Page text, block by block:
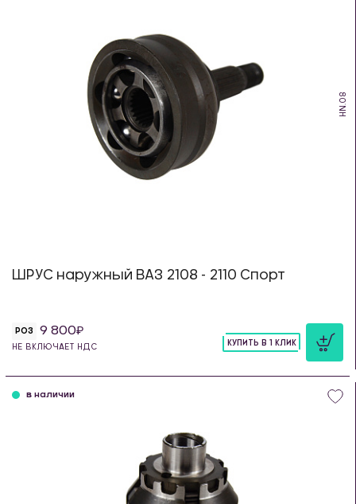
HN.08
ШРУС наружный ВАЗ 2108 - 2110 Спорт
РОЗ 9 800
НЕ ВКЛЮЧАЕТ НДС
КУПИТЬ В 1 КЛИК
в наличии